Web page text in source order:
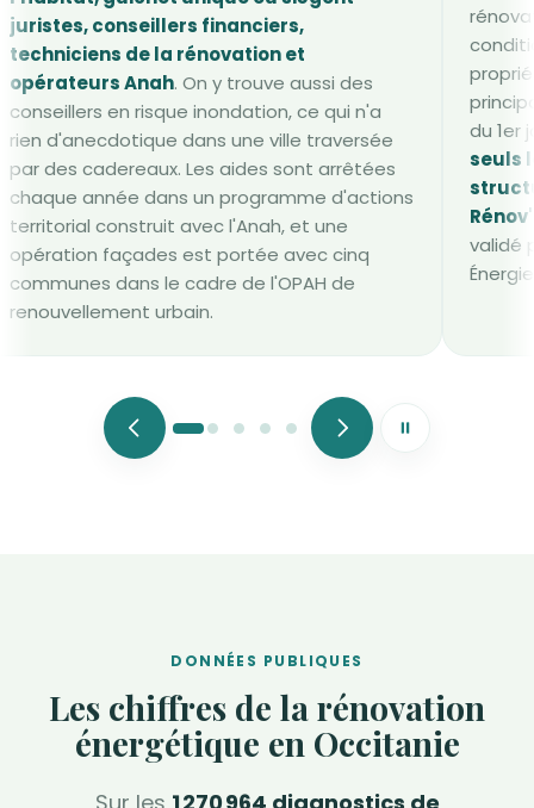
juristes, conseillers financiers,
techniciens de la rénovation et
opérateurs Anah. On y trouve aussi des
conseillers en risque inondation, ce qui n'a
rien d'anecdotique dans une ville traversée
par des cadereaux. Les aides sont arrêtées
chaque année dans un programme d'actions
territorial construit avec l'Anah, et une
opération façades est portée avec cinq
communes dans le cadre de l'OPAH de
renouvellement urbain.
du 1er
seuls
validé
Mettre le
DONNÉES PUBLIQUES
Les chiffres de la rénovation
énergétique en Occitanie